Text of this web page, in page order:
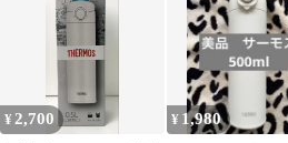
¥ 2,700 ¥ 1,980